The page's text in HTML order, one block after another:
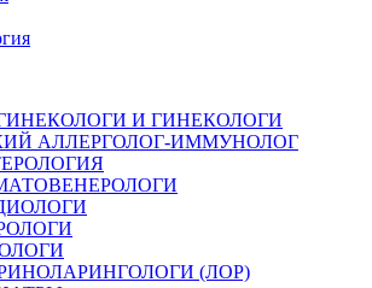
И ГИНЕКОЛОГИ
АЛЛЕРГОЛОГ-ИММУНОЛОГ
(ЛОР)